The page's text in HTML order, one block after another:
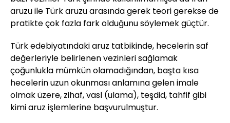
aruzu ile Türk aruzu arasında gerek teori gerekse de
pratikte çok fazla fark olduğunu söylemek güçtür.
Türk edebiyatındaki aruz tatbikinde, hecelerin saf
değerleriyle belirlenen vezinleri sağlamak
çoğunlukla mümkün olamadığından, başta kısa
hecelerin uzun okunması anlamına gelen imale
olmak üzere, zihaf, vasl (ulama), teşdid, tahfif gibi
kimi aruz işlemlerine başvurulmuştur.